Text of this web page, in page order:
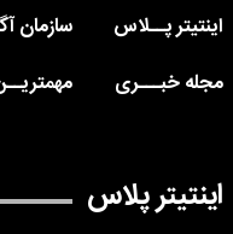
اینتیتر پــلاس
سازمان
مجله خبـــری
اینتیتر پلاس